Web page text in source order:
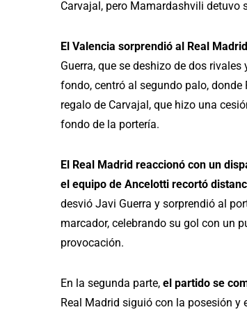
Carvajal, pero Mamardashvili detuvo
El Valencia sorprendió al Real
Guerra, que se deshizo de dos
fondo, centró al segundo palo, donde
regalo de Carvajal, que hizo una
fondo de la portería.
El Real Madrid reaccionó con un
el equipo de Ancelotti recortó
desvió Javi Guerra y sorprendió al
marcador, celebrando su gol con un
provocación.
En la segunda parte, el partido se
Real Madrid siguió con la posesión